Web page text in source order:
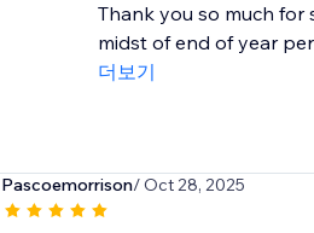
Thank you so much for
midst of end of year
더보기
Pascoemorrison/ Oct 28, 2025